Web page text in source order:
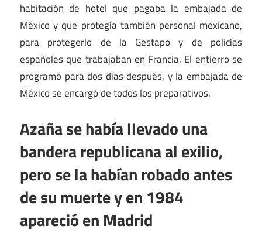
habitación de hotel que pagaba la embajada de
México y que protegía también personal mexicano,
para protegerlo de la Gestapo y de policías
españoles que trabajaban en Francia. El entierro se
programó para dos días después, y la embajada de
México se encargó de todos los preparativos.
Azaña se había llevado una
bandera republicana al exilio,
pero se la habían robado antes
de su muerte y en 1984
apareció en Madrid